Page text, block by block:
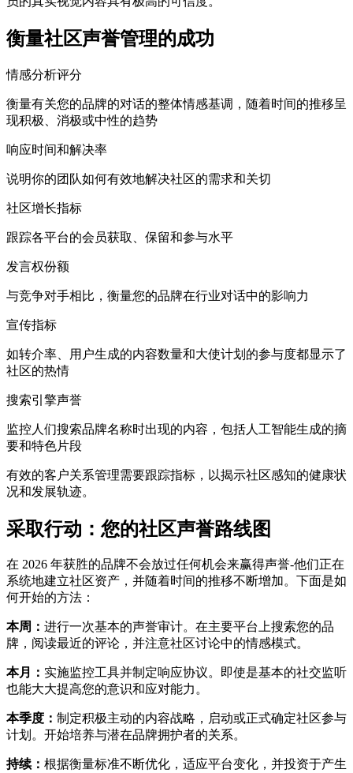
衡量社区声誉管理的成功
情感分析评分
衡量有关您的品牌的对话的整体情感基调，随着时间的推移呈
现积极、消极或中性的趋势
响应时间和解决率
说明你的团队如何有效地解决社区的需求和关切
社区增长指标
跟踪各平台的会员获取、保留和参与水平
发言权份额
与竞争对手相比，衡量您的品牌在行业对话中的影响力
宣传指标
如转介率、用户生成的内容数量和大使计划的参与度都显示了
社区的热情
搜索引擎声誉
监控人们搜索品牌名称时出现的内容，包括人工智能生成的摘
要和特色片段
有效的客户关系管理需要跟踪指标，以揭示社区感知的健康状
况和发展轨迹。
采取行动：您的社区声誉路线图
在 2026 年获胜的品牌不会放过任何机会来赢得声誉-他们正在
系统地建立社区资产，并随着时间的推移不断增加。下面是如
何开始的方法：
本周： 进行一次基本的声誉审计。在主要平台上搜索您的品
牌，阅读最近的评论，并注意社区讨论中的情感模式。
本月： 实施监控工具并制定响应协议。即使是基本的社交监听
也能大大提高您的意识和应对能力。
本季度： 制定积极主动的内容战略，启动或正式确定社区参与
计划。开始培养与潜在品牌拥护者的关系。
持续： 根据衡量标准不断优化，适应平台变化，并投资于产生